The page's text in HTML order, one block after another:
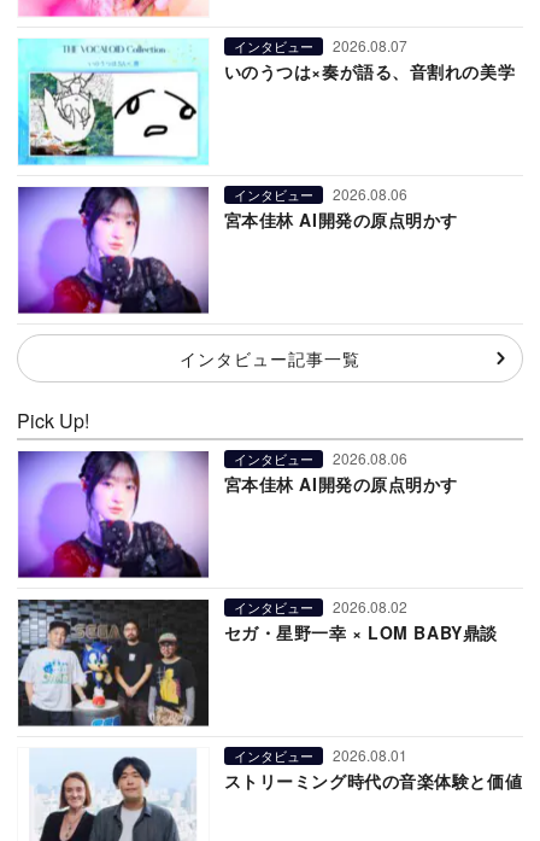
インタビュー 2026.08.07
いのうつは×奏が語る、音割れの美学
インタビュー 2026.08.06
宮本佳林 AI開発の原点明かす
インタビュー記事一覧
Pick Up!
インタビュー 2026.08.06
宮本佳林 AI開発の原点明かす
インタビュー 2026.08.02
セガ・星野一幸 × LOM BABY鼎談
インタビュー 2026.08.01
ストリーミング時代の音楽体験と価値